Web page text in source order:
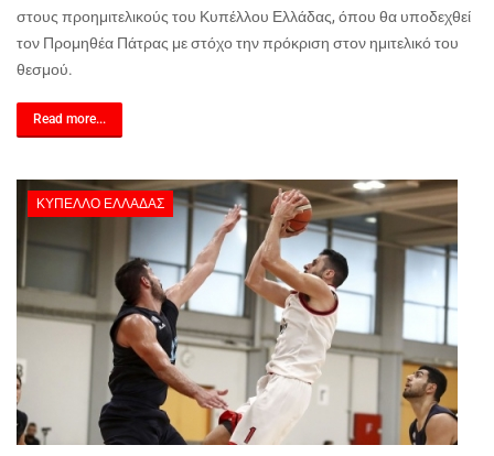
στους προημιτελικούς του Κυπέλλου Ελλάδας, όπου θα υποδεχθεί
τον Προμηθέα Πάτρας με στόχο την πρόκριση στον ημιτελικό του
θεσμού.
Read more...
ΚΎΠΕΛΛΟ ΕΛΛΆΔΑΣ